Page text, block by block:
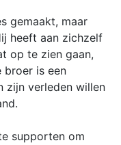
gemaakt, maar
heeft aan zichzelf
op te zien gaan,
broer is een
zijn verleden willen
supporten om